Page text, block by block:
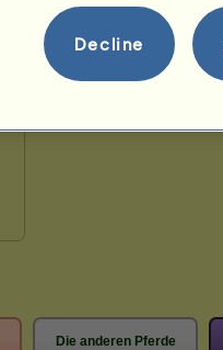
Rudi-lusi
Kräuterhexe
Die anderen Pferde
Decline